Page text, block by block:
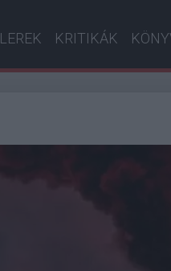
KRITIKÁK